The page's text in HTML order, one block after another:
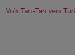
Vols Tan-Tan vers